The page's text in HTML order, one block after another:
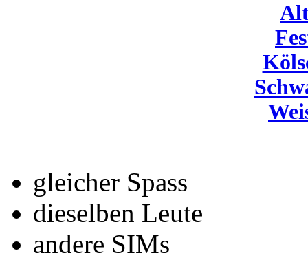
gleicher Spass
dieselben Leute
andere SIMs